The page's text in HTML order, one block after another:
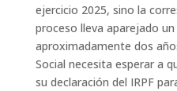
ejercicio 2025, sino la
proceso lleva aparejado
aproximadamente dos
Social necesita esperar a
su declaración del IRPF